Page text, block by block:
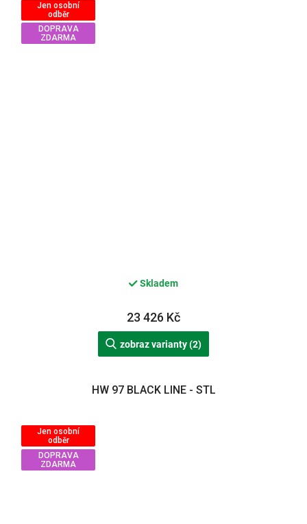
Jen osobní
odběr
DOPRAVA
ZDARMA
Skladem
23 426 Kč
zobraz varianty (2)
Jen osobní
odběr
DOPRAVA
ZDARMA
HW 97 BLACK LINE - STL